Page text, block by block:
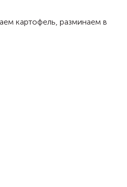
картофель, разминаем в